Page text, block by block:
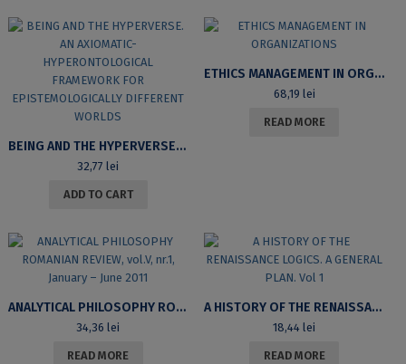
BEING AND THE HYPERVERSE. AN AXIOMATIC-HYPERONTOLOGICAL FRAMEWORK FOR EPISTEMOLOGICALLY DIFFERENT WORLDS
32,77lei
ADD TO CART
ETHICS MANAGEMENT IN ORGANIZATIONS
68,19 lei
READ MORE
ANALYTICAL PHILOSOPHY ROMANIAN REVIEW, VOL.V, NR.1, JANUARY – JUNE 2011
34,36lei
READ MORE
A HISTORY OF THE RENAISSANCE LOGICS. A GENERAL PLAN. VOL 1
18,44lei
READ MORE